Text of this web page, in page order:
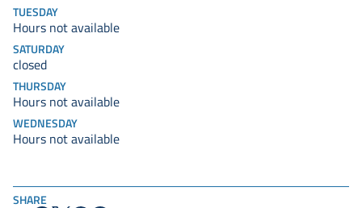
SHARE
TUESDAY
Hours not available
SATURDAY
closed
THURSDAY
Hours not available
WEDNESDAY
Hours not available